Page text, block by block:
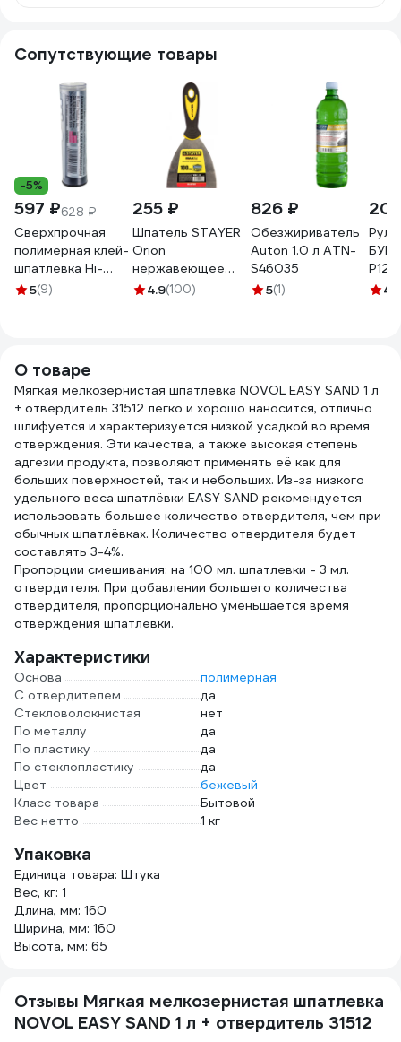
Сопутствующие товары
-5%
597 ₽628 ₽
Сверхпрочная
полимерная клей-
шпатлевка Hi-
Gear Быстрая
5(9)
255 ₽
Шпатель STAYER
Orion
нержавеющее
профилированное
4.9(100)
826 ₽
Обезжириватель
Auton 1.0 л ATN-
S46035
5(1)
БУМ
4.5
О товаре
Мягкая мелкозернистая шпатлевка NOVOL EASY SAND 1 л
+ отвердитель 31512 легко и хорошо наносится, отлично
шлифуется и характеризуется низкой усадкой во время
отверждения. Эти качества, а также высокая степень
адгезии продукта, позволяют применять её как для
больших поверхностей, так и небольших. Из-за низкого
удельного веса шпатлёвки EASY SAND рекомендуется
использовать большее количество отвердителя, чем при
обычных шпатлёвкax. Количество отвердителя будет
составлять 3-4%.
Пропорции смешивания: на 100 мл. шпатлевки - 3 мл.
отвердителя. При добавлении большего количества
отвердителя, пропорционально уменьшается время
отверждения шпатлевки.
Характеристики
Основа
полимерная
С отвердителем
да
Стекловолокнистая
нет
По металлу
да
По пластику
да
По стеклопластику
да
Цвет
бежевый
Класс товара
Бытовой
Вес нетто
1 кг
Упаковка
Единица товара: Штука
Вес, кг: 1
Длина, мм: 160
Ширина, мм: 160
Высота, мм: 65
Отзывы Мягкая мелкозернистая шпатлевка
NOVOL EASY SAND 1 л + отвердитель 31512